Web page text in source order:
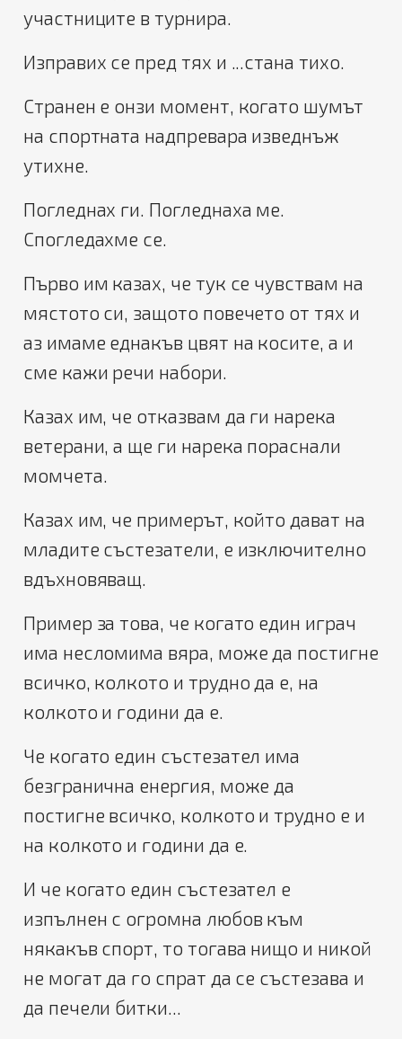
участниците в турнира.
Изправих се пред тях и ...стана тихо.
Странен е онзи момент, когато шумът
на спортната надпревара изведнъж
утихне.
Погледнах ги. Погледнаха ме.
Спогледахме се.
Първо им казах, че тук се чувствам на
мястото си, защото повечето от тях и
аз имаме еднакъв цвят на косите, а и
сме кажи речи набори.
Казах им, че отказвам да ги нарека
ветерани, а ще ги нарека пораснали
момчета.
Казах им, че примерът, който дават на
младите състезатели, е изключително
вдъхновяващ.
Пример за това, че когато един играч
има несломима вяра, може да постигне
всичко, колкото и трудно да е, на
колкото и години да е.
Че когато един състезател има
безгранична енергия, може да
постигне всичко, колкото и трудно е и
на колкото и години да е.
И че когато един състезател е
изпълнен с огромна любов към
някакъв спорт, то тогава нищо и никой
не могат да го спрат да се състезава и
да печели битки...